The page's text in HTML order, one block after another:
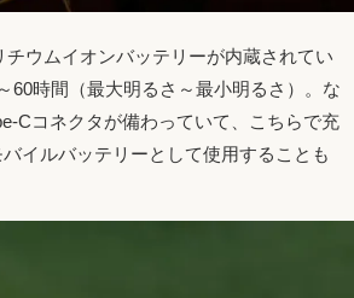
チウムイオンバッテリーが内蔵されてい
60時間（最大明るさ～最小明るさ）。な
Cコネクタが備わっていて、こちらで充
イルバッテリーとして使用することも